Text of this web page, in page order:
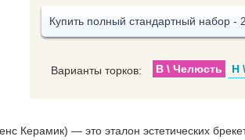
Купить полный стандартный набор -
Варианты торков: В \ Челюсть Н
Керамик) — это эталон эстетических